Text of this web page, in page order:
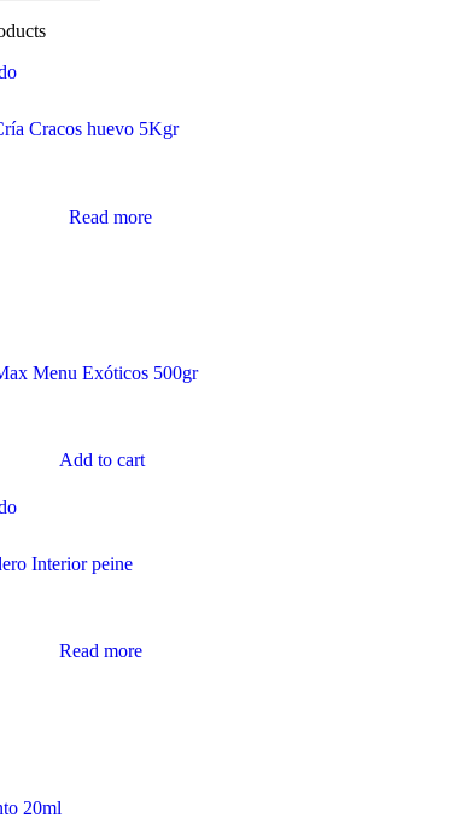
Cracos huevo 5Kgr
Read more
Menu Exóticos 500gr
Add to cart
Interior peine
Read more
20ml